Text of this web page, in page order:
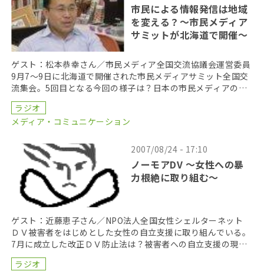
市民による情報発信は地域
を変える？～市民メディア
サミットが北海道で開催～
ゲスト：松本恭幸さん／市民メディア全国交流協議会運営委員
9月7～9日に北海道で開催された市民メディアサミット全国交
流集会。5回目となる今回の様子は？日本の市民メディアの現
状は？ 洞爺湖サミットに向けた市民メディアの動き […]
ラジオ
メディア・コミュニケーション
2007/08/24 - 17:10
ノーモアDV ～女性への暴
力根絶に取り組む～
ゲスト：近藤恵子さん／NPO法人全国女性シェルターネット
ＤＶ被害者をはじめとした女性の自立支援に取り組んでいる。
7月に成立した改正ＤＶ防止法は？被害者への自立支援の現状
は今？ 関連イベント：国際フォーラム 「女性への […]
ラジオ